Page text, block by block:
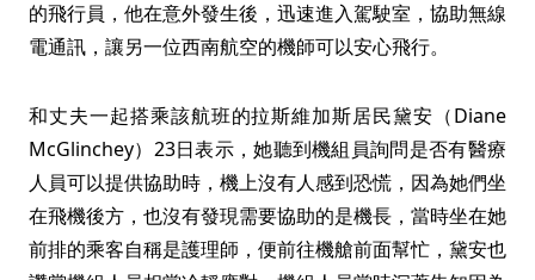
的飛行員，他在意外發生後，迅速進入駕駛室，協助無線
電通訊，讓另一位西南航空的機師可以安心飛行。
和丈夫一起搭乘該航班的拉斯維加斯居民黛安（Diane
McGlinchey）23日表示，她聽到機組員詢問是否有醫療
人員可以提供協助時，機上沒有人感到恐慌，因為她們坐
在飛機後方，也沒有發現需要協助的是機長，當時坐在她
前排的乘客自稱是護理師，便前往機艙前面幫忙，黛安也